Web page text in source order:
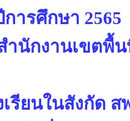
การศึกษา 2565
ำนักงานเขตพื้
รียนในสังกัด